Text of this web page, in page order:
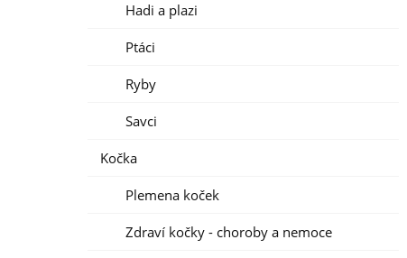
Hadi a plazi
Ptáci
Ryby
Savci
Kočka
Plemena koček
Zdraví kočky - choroby a nemoce